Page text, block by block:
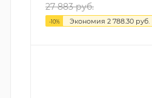
27 883руб.
-10% Экономия 2 788.30 руб.